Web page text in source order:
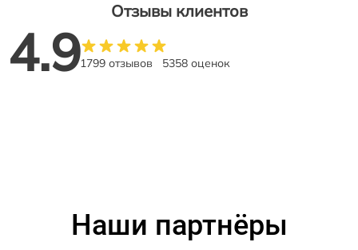
Отзывы клиентов
4.91799 отзывов 5358 оценок
Наши партнёры